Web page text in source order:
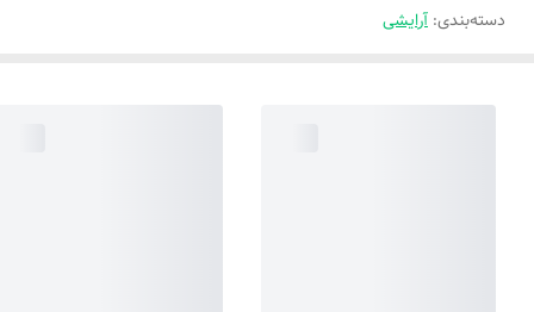
دسته‌بندی: آرایشی